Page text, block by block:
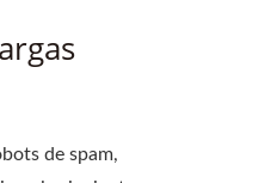
de spam,